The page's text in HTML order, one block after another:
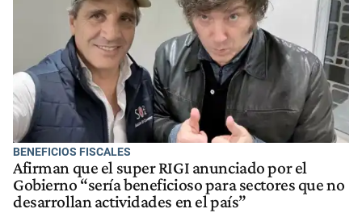
BENEFICIOS FISCALES
Afirman que el super RIGI anunciado por el
Gobierno “sería beneficioso para sectores que no
desarrollan actividades en el país”